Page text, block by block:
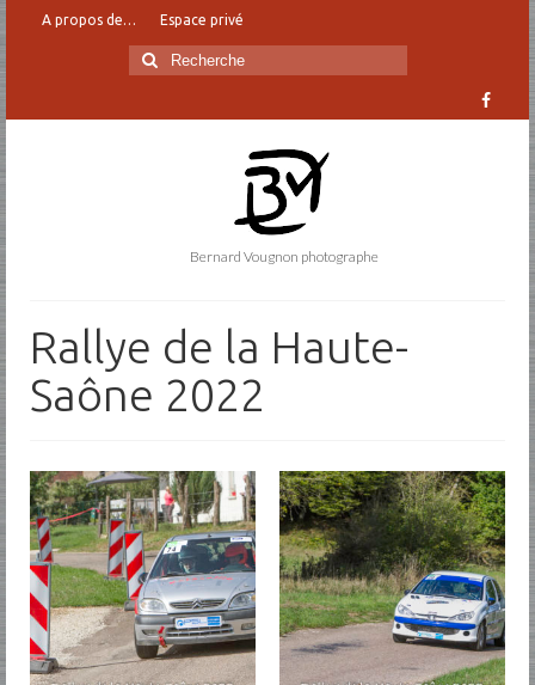
A propos de… Espace privé
Rechercher
:
Bernard Vougnon photographe
Rallye de la Haute-
Saône 2022